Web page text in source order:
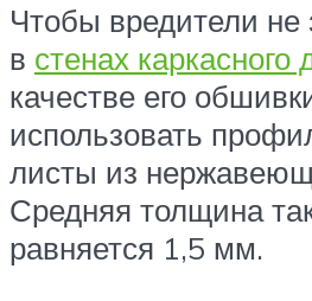
Чтобы вредители не
в стенах каркасного
качестве его
использовать
листы из
Средняя толщина
равняется 1,5 мм.